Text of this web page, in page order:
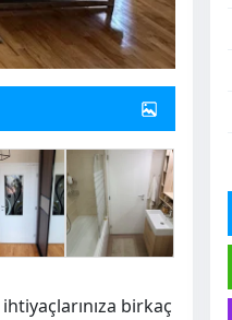
birkaç